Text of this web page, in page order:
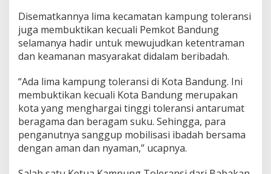
r
a
s
i
i
K
o
t
a
B
a
Disematkannya lima kecamatan kampung toleransi
juga membuktikan kecuali Pemkot Bandung
selamanya hadir untuk mewujudkan ketentraman
dan keamanan masyarakat didalam beribadah.
“Ada lima kampung toleransi di Kota Bandung. Ini
membuktikan kecuali Kota Bandung merupakan
kota yang menghargai tinggi toleransi antarumat
beragama dan beragam suku. Sehingga, para
penganutnya sanggup mobilisasi ibadah bersama
dengan aman dan nyaman,” ucapnya.